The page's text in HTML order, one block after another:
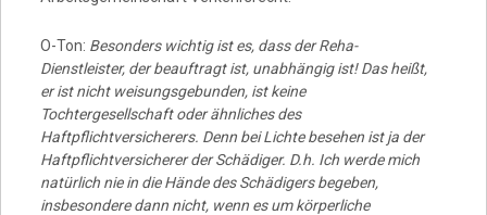
O-Ton: Besonders wichtig ist es, dass der Reha-
Dienstleister, der beauftragt ist, unabhängig ist! Das heißt,
er ist nicht weisungsgebunden, ist keine
Tochtergesellschaft oder ähnliches des
Haftpflichtversicherers. Denn bei Lichte besehen ist ja der
Haftpflichtversicherer der Schädiger. D.h. Ich werde mich
natürlich nie in die Hände des Schädigers begeben,
insbesondere dann nicht, wenn es um körperliche